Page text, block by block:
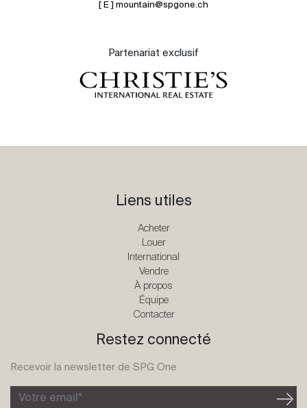
[ E ] mountain@spgone.ch
Partenariat exclusif
Liens utiles
Acheter
Louer
International
Vendre
À propos
Équipe
Contacter
Restez connecté
Recevoir la newsletter de SPG One
Votre email*